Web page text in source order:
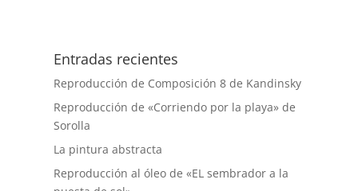
Entradas recientes
Reproducción de Composición 8 de Kandinsky
Reproducción de «Corriendo por la playa» de
Sorolla
La pintura abstracta
Reproducción al óleo de «EL sembrador a la